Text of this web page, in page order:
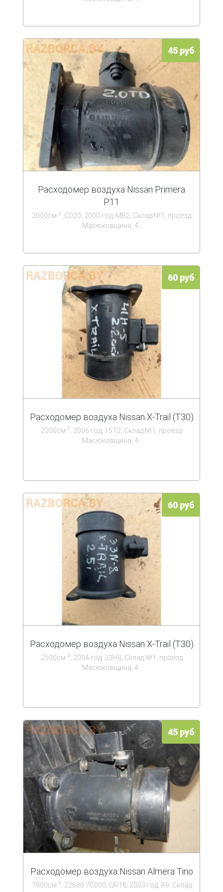
45 руб
Расходомер воздуха Nissan Primera
P11
2000см 3; CD20; 2000 год; MB2; Склад №1, проезд
Масюковщина, 4.;
60 руб
Расходомер воздуха Nissan X-Trail (T30)
2200см 3; 2006 год; 15Т2; Склад №1, проезд
Масюковщина, 4.;
60 руб
Расходомер воздуха Nissan X-Trail (T30)
2500см 3; 2004 год; 33Н8; Склад №1, проезд
Масюковщина, 4.;
45 руб
Расходомер воздуха Nissan Almera Tino
1800см 3; 22680 7S000; QR18; 2003 год; А9; Склад